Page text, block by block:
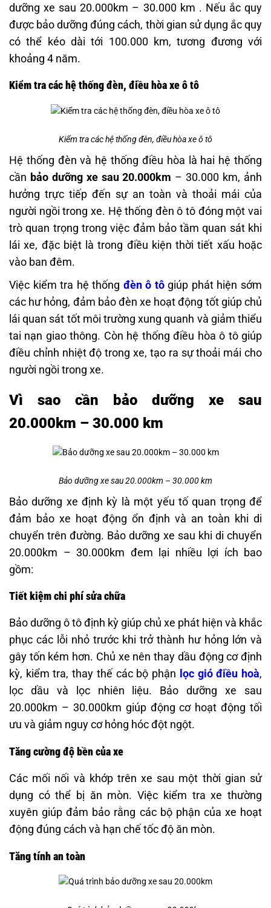
dưỡng xe sau 20.000km – 30.000 km . Nếu ắc quy
được bảo dưỡng đúng cách, thời gian sử dụng ắc quy
có thể kéo dài tới 100.000 km, tương đương với
khoảng 4 năm.
Kiểm tra các hệ thống đèn, điều hòa xe ô tô
Kiểm tra các hệ thống đèn, điều hòa xe ô tô
Hệ thống đèn và hệ thống điều hòa là hai hệ thống
cần bảo dưỡng xe sau 20.000km – 30.000 km, ảnh
hưởng trực tiếp đến sự an toàn và thoải mái của
người ngồi trong xe. Hệ thống đèn ô tô đóng một vai
trò quan trọng trong việc đảm bảo tầm quan sát khi
lái xe, đặc biệt là trong điều kiện thời tiết xấu hoặc
vào ban đêm.
Việc kiểm tra hệ thống đèn ô tôgiúp phát hiện sớm
các hư hỏng, đảm bảo đèn xe hoạt động tốt giúp chủ
lái quan sát tốt môi trường xung quanh và giảm thiểu
tai nạn giao thông. Còn hệ thống điều hòa ô tô giúp
điều chỉnh nhiệt độ trong xe, tạo ra sự thoải mái cho
người ngồi trong xe.
Vì sao cần bảo dưỡng xe sau
20.000km – 30.000 km
Bảo dưỡng xe sau 20.000km – 30.000 km
Bảo dưỡng xe định kỳ là một yếu tố quan trọng để
đảm bảo xe hoạt động ổn định và an toàn khi di
chuyển trên đường. Bảo dưỡng xe sau khi di chuyển
20.000km – 30.000km đem lại nhiều lợi ích bao
gồm:
Tiết kiệm chi phí sửa chữa
Bảo dưỡng ô tô định kỳ giúp chủ xe phát hiện và khắc
phục các lỗi nhỏ trước khi trở thành hư hỏng lớn và
gây tốn kém hơn. Chủ xe nên thay dầu động cơ định
kỳ, kiểm tra, thay thế các bộ phận lọc gió điều hoà,
lọc dầu và lọc nhiên liệu. Bảo dưỡng xe sau
20.000km – 30.000km giúp động cơ hoạt động tối
ưu và giảm nguy cơ hỏng hóc đột ngột.
Tăng cường độ bền của xe
Các mối nối và khớp trên xe sau một thời gian sử
dụng có thể bị ăn mòn. Việc kiểm tra xe thường
xuyên giúp đảm bảo rằng các bộ phận của xe hoạt
động đúng cách và hạn chế tốc độ ăn mòn.
Tăng tính an toàn